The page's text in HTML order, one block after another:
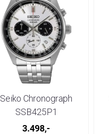
Seiko Chronograph
SSB425P1
3.498,-